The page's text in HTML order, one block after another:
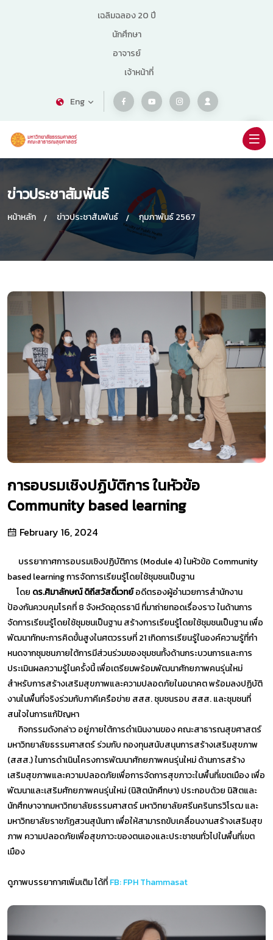
เฉลิมฉลอง 20 ปี
นักศึกษา
อาจารย์
เจ้าหน้าที่
Eng
ข่าวประชาสัมพันธ์
หน้าหลัก ข่าวประชาสัมพันธ์ กุมภาพันธ์ 2567
การอบรมเชิงปฏิบัติการ ในหัวข้อ
Community based learning
February 16, 2024
บรรยากาศการอบรมเชิงปฏิบัติการ (Module 4) ในหัวข้อ Community
based learning การจัดการเรียนรู้โดยใช้ชุมชนเป็นฐาน
โดย ดร.ศิมาลักษณ์ ดิถีสวัสดิ์เวทย์อดีตรองผู้อำนวยการสำนักงาน
ป้องกันควบคุมโรคที่ 8 จังหวัดอุดรธานี ที่มาถ่ายทอดเรื่องราว ในด้านการ
จัดการเรียนรู้โดยใช้ชุมชนเป็นฐาน สร้างการเรียนรู้โดยใช้ชุมชนเป็นฐาน เพื่อ
พัฒนาทักษะการคิดขั้นสูงในศตวรรษที่ 21 เกิดการเรียนรู้ในองค์ความรู้ที่กํา
หนดจากชุมชนภายใต้การมีส่วนร่วมของชุมชนทั้งด้านกระบวนการและการ
ประเมินผลความรู้ในครั้งนี้ เพื่อเตรียมพร้อมพัฒนาศักยภาพคนรุ่นใหม่
สำหรับการสร้างเสริมสุขภาพและความปลอดภัยในอนาคต พร้อมลงปฏิบัติ
งานในพื้นที่จริงร่วมกับภาคีเครือข่าย สสส. ชุมชนรอบ สสส. และชุมชนที่
สนใจในการแก้ปัญหา
กิจกรรมดังกล่าว อยู่ภายใต้การดำเนินงานของ คณะสาธารณสุขศาสตร์
มหาวิทยาลัยธรรมศาสตร์ ร่วมกับ กองทุนสนับสนุนการสร้างเสริมสุขภาพ
(สสส.) ในการดำเนินโครงการพัฒนาศักยภาพคนรุ่นใหม่ ด้านการสร้าง
เสริมสุขภาพและความปลอดภัยเพื่อการจัดการสุขภาวะในพื้นที่เขตเมือง เพื่อ
พัฒนาและเสริมศักยภาพคนรุ่นใหม่ (นิสิตนักศึกษา) ประกอบด้วย นิสิตและ
นักศึกษาจากมหาวิทยาลัยธรรมศาสตร์ มหาวิทยาลัยศรีนครินทรวิโรฒ และ
มหาวิทยาลัยราชภัฏสวนสุนันทา เพื่อให้สามารถขับเคลื่อนงานสร้างเสริมสุข
ภาพ ความปลอดภัยเพื่อสุขภาวะของตนเองและประชาชนทั่วไปในพื้นที่เขต
เมือง
ดูภาพบรรยากาศเพิ่มเติม ได้ที่FB: FPH Thammasat